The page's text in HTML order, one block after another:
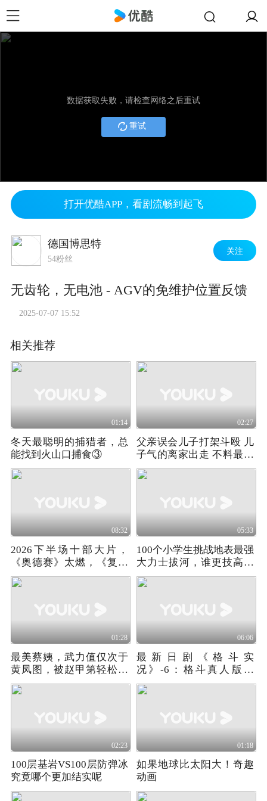
数据获取失败，请检查网络之后重试
重试
打开优酷APP，看剧流畅到起飞
德国博思特
54粉丝
关注
无齿轮，无电池 - AGV的免维护位置反馈
2025-07-07 15:52
相关推荐
01:14
冬天最聪明的捕猎者，总
能找到火山口捕食③
02:27
父亲误会儿子打架斗殴 儿
子气的离家出走 不料最后
后悔终身
08:32
2026下半场十部大片，
《奥德赛》太燃，《复联
5》压轴！
05:33
100个小学生挑战地表最强
大力士拔河，谁更技高一
筹呢
01:28
最美蔡姨，武力值仅次于
黄凤图，被赵甲第轻松拿
下
06:06
最新日剧《格斗实
况》-6：格斗真人版结
局！打斗硬核到炸裂
02:23
100层基岩VS100层防弹冰
究竟哪个更加结实呢
01:18
如果地球比太阳大！奇趣
动画